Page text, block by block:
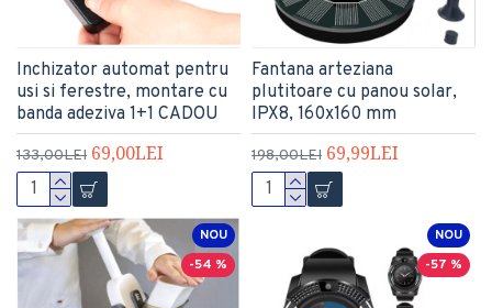
Inchizator automat pentru
usi si ferestre, montare cu
banda adeziva 1+1 CADOU
133,00LEI 69,00LEI
Fantana arteziana
plutitoare cu panou solar,
IPX8, 160x160 mm
198,00LEI 69,99LEI
NOU
-54 %
NOU
-57 %